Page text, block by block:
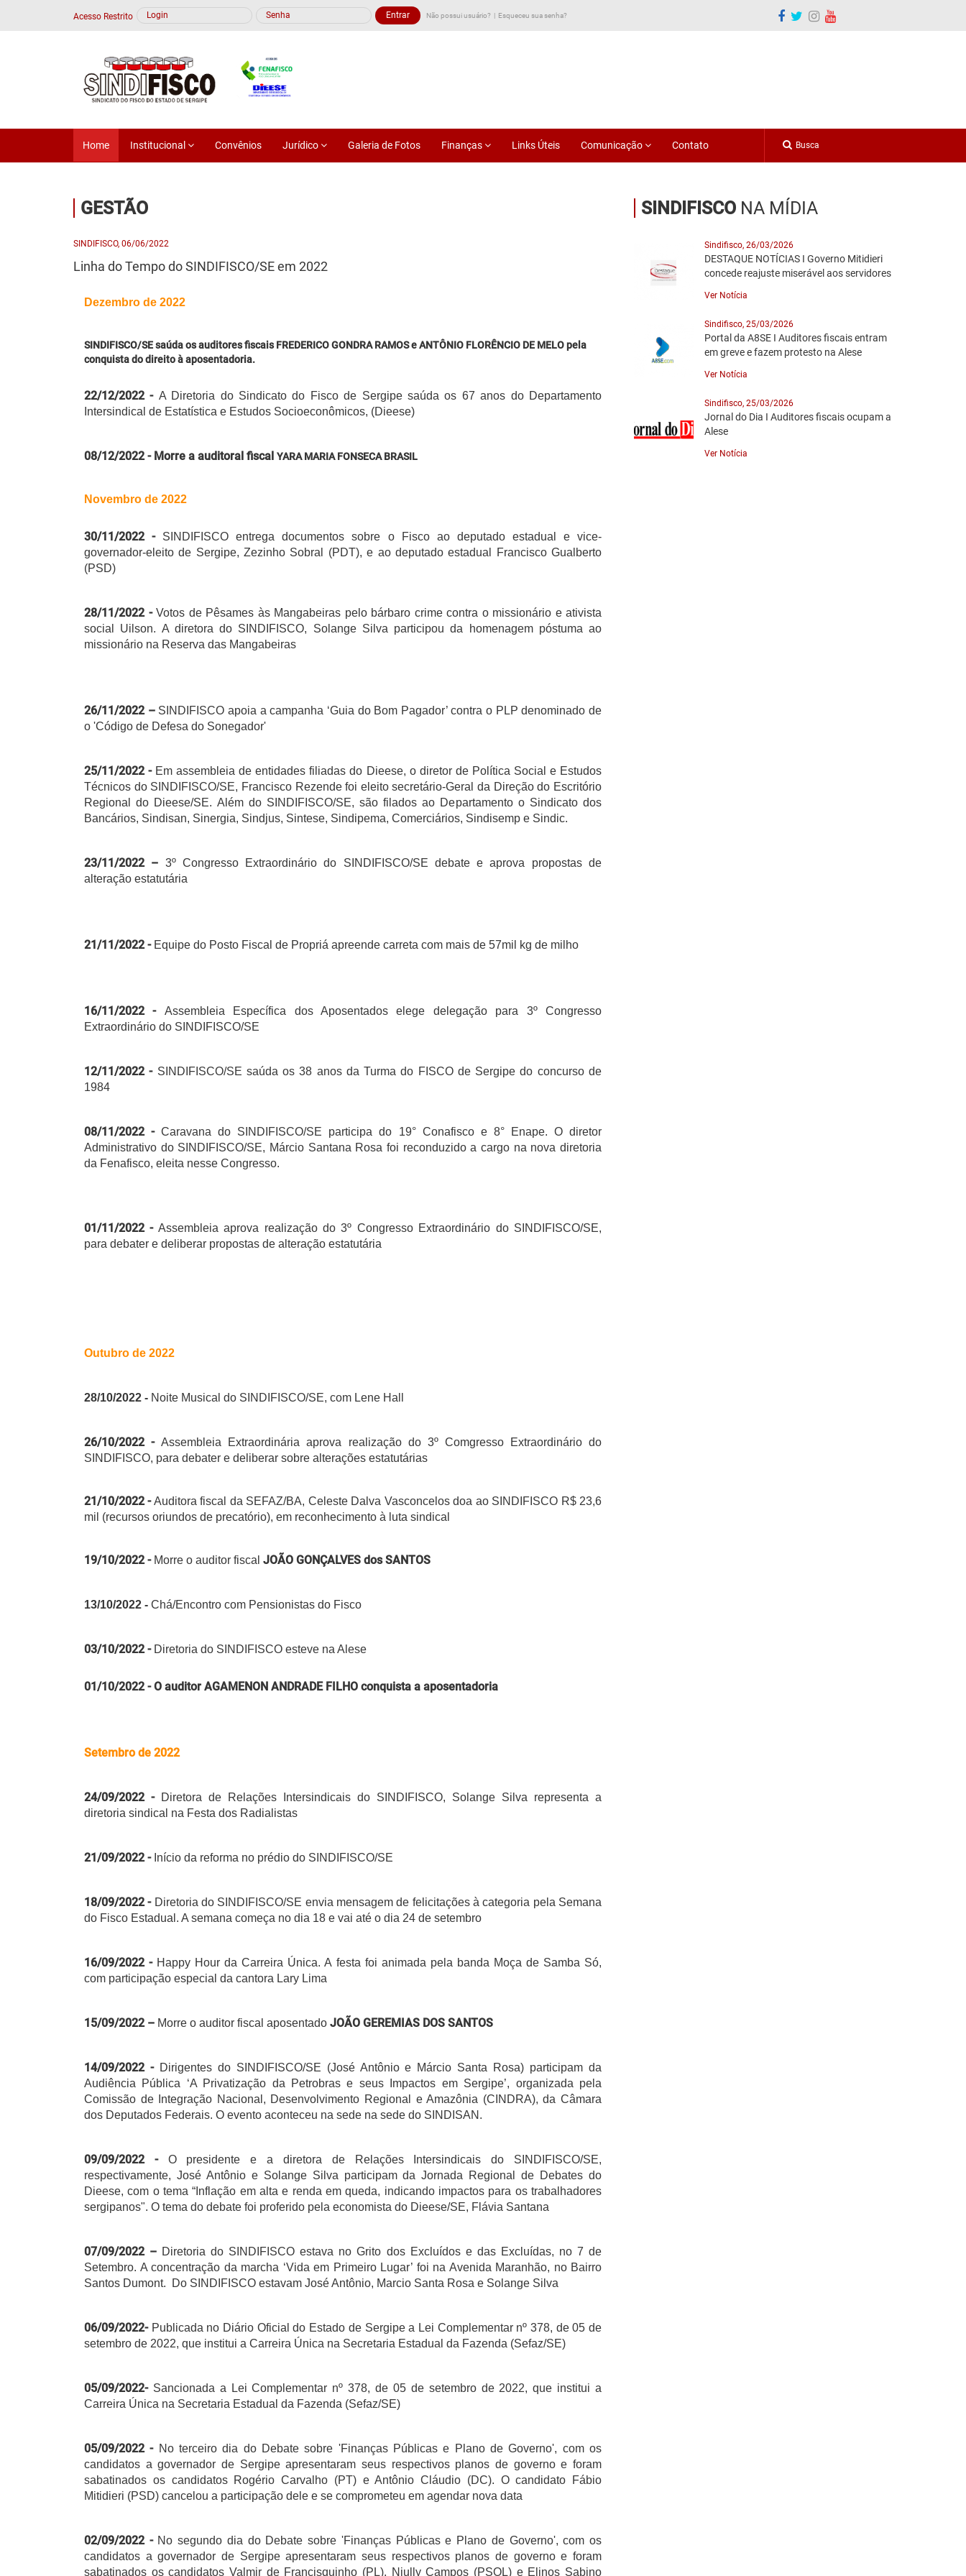
Acesso Restrito Não possui usuário? Esqueceu sua senha?
Home Institucional Convênios Jurídico Galeria de Fotos Finanças Links Úteis Comunicação Contato
GESTÃO
SINDIFISCO, 06/06/2022
Linha do Tempo do SINDIFISCO/SE em 2022
Dezembro de 2022
SINDIFISCO/SE saúda os auditores fiscais FREDERICO GONDRA RAMOS e ANTÔNIO FLORÊNCIO DE MELO pela
conquista do direito à aposentadoria.
22/12/2022 - A Diretoria do Sindicato do Fisco de Sergipe saúda os 67 anos do Departamento
Intersindical de Estatística e Estudos Socioeconômicos, (Dieese)
08/12/2022 - Morre a auditoral fiscal YARA MARIA FONSECA BRASIL
Novembro de 2022
30/11/2022 - SINDIFISCO entrega documentos sobre o Fisco ao deputado estadual e vice-
governador-eleito de Sergipe, Zezinho Sobral (PDT), e ao deputado estadual Francisco Gualberto
(PSD)
28/11/2022 - Votos de Pêsames às Mangabeiras pelo bárbaro crime contra o missionário e ativista
social Uilson. A diretora do SINDIFISCO, Solange Silva participou da homenagem póstuma ao
missionário na Reserva das Mangabeiras
26/11/2022 – SINDIFISCO apoia a campanha ‘Guia do Bom Pagador’ contra o PLP denominado de
o 'Código de Defesa do Sonegador'
25/11/2022 - Em assembleia de entidades filiadas do Dieese, o diretor de Política Social e Estudos
Técnicos do SINDIFISCO/SE, Francisco Rezende foi eleito secretário-Geral da Direção do Escritório
Regional do Dieese/SE. Além do SINDIFISCO/SE, são filados ao Departamento o Sindicato dos
Bancários, Sindisan, Sinergia, Sindjus, Sintese, Sindipema, Comerciários, Sindisemp e Sindic.
23/11/2022 – 3º Congresso Extraordinário do SINDIFISCO/SE debate e aprova propostas de
alteração estatutária
21/11/2022 -Equipe do Posto Fiscal de Propriá apreende carreta com mais de 57mil kg de milho
16/11/2022 - Assembleia Específica dos Aposentados elege delegação para 3º Congresso
Extraordinário do SINDIFISCO/SE
12/11/2022 -SINDIFISCO/SE saúda os 38 anos da Turma do FISCO de Sergipe do concurso de
1984
08/11/2022 -Caravana do SINDIFISCO/SE participa do 19° Conafisco e 8° Enape. O diretor
Administrativo do SINDIFISCO/SE, Márcio Santana Rosa foi reconduzido a cargo na nova diretoria
da Fenafisco, eleita nesse Congresso.
01/11/2022 -Assembleia aprova realização do 3º Congresso Extraordinário do SINDIFISCO/SE,
para debater e deliberar propostas de alteração estatutária
Outubro de 2022
28/10/2022 - Noite Musical do SINDIFISCO/SE, com Lene Hall
26/10/2022 -Assembleia Extraordinária aprova realização do 3º Comgresso Extraordinário do
SINDIFISCO, para debater e deliberar sobre alterações estatutárias
21/10/2022 -Auditora fiscal da SEFAZ/BA, Celeste Dalva Vasconcelos doa ao SINDIFISCO R$ 23,6
mil (recursos oriundos de precatório), em reconhecimento à luta sindical
19/10/2022 - Morre o auditor fiscal JOÃO GONÇALVES dos SANTOS
13/10/2022 - Chá/Encontro com Pensionistas do Fisco
03/10/2022 -Diretoria do SINDIFISCO esteve na Alese
01/10/2022 - O auditor AGAMENON ANDRADE FILHO conquista a aposentadoria
Setembro de 2022
24/09/2022 - Diretora de Relações Intersindicais do SINDIFISCO, Solange Silva representa a
diretoria sindical na Festa dos Radialistas
21/09/2022 - Início da reforma no prédio do SINDIFISCO/SE
18/09/2022 - Diretoria do SINDIFISCO/SE envia mensagem de felicitações à categoria pela Semana
do Fisco Estadual. A semana começa no dia 18 e vai até o dia 24 de setembro
16/09/2022 - Happy Hour da Carreira Única. A festa foi animada pela banda Moça de Samba Só,
com participação especial da cantora Lary Lima
15/09/2022 – Morre o auditor fiscal aposentado JOÃO GEREMIAS DOS SANTOS
14/09/2022 - Dirigentes do SINDIFISCO/SE (José Antônio e Márcio Santa Rosa) participam da
Audiência Pública ‘A Privatização da Petrobras e seus Impactos em Sergipe’, organizada pela
Comissão de Integração Nacional, Desenvolvimento Regional e Amazônia (CINDRA), da Câmara
dos Deputados Federais. O evento aconteceu na sede na sede do SINDISAN.
09/09/2022 - O presidente e a diretora de Relações Intersindicais do SINDIFISCO/SE,
respectivamente, José Antônio e Solange Silva participam da Jornada Regional de Debates do
Dieese, com o tema “Inflação em alta e renda em queda, indicando impactos para os trabalhadores
sergipanos". O tema do debate foi proferido pela economista do Dieese/SE, Flávia Santana
07/09/2022 – Diretoria do SINDIFISCO estava no Grito dos Excluídos e das Excluídas, no 7 de
Setembro. A concentração da marcha ‘Vida em Primeiro Lugar’ foi na Avenida Maranhão, no Bairro
Santos Dumont. Do SINDIFISCO estavam José Antônio, Marcio Santa Rosa e Solange Silva
06/09/2022-Publicada no Diário Oficial do Estado de Sergipe a Lei Complementar nº 378, de 05 de
setembro de 2022, que institui a Carreira Única na Secretaria Estadual da Fazenda (Sefaz/SE)
05/09/2022-Sancionada a Lei Complementar nº 378, de 05 de setembro de 2022, que institui a
Carreira Única na Secretaria Estadual da Fazenda (Sefaz/SE)
05/09/2022 - No terceiro dia do Debate sobre 'Finanças Públicas e Plano de Governo', com os
candidatos a governador de Sergipe apresentaram seus respectivos planos de governo e foram
sabatinados os candidatos Rogério Carvalho (PT) e Antônio Cláudio (DC). O candidato Fábio
Mitidieri (PSD) cancelou a participação dele e se comprometeu em agendar nova data
02/09/2022 - No segundo dia do Debate sobre 'Finanças Públicas e Plano de Governo', com os
candidatos a governador de Sergipe apresentaram seus respectivos planos de governo e foram
sabatinados os candidatos Valmir de Francisquinho (PL), Niully Campos (PSOL) e Elinos Sabino
SINDIFISCO NA MÍDIA
Sindifisco, 26/03/2026
DESTAQUE NOTÍCIAS I Governo Mitidieri
concede reajuste miserável aos servidores
Ver Notícia
Sindifisco, 25/03/2026
Portal da A8SE I Auditores fiscais entram
em greve e fazem protesto na Alese
Ver Notícia
Sindifisco, 25/03/2026
Jornal do Dia I Auditores fiscais ocupam a
Alese
Ver Notícia